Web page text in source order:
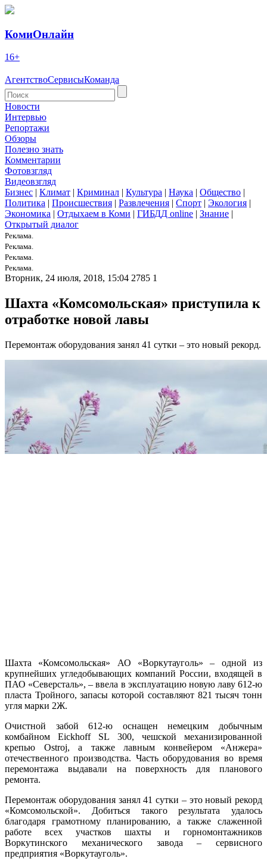
КомиОнлайн
16+
АгентствоСервисыКоманда
Новости
Интервью
Репортажи
Обзоры
Полезно знать
Комментарии
Фотовзгляд
Видеовзгляд
Бизнес | Климат | Криминал | Культура | Наука | Общество |
Политика | Происшествия | Развлечения | Спорт | Экология |
Экономика | Отдыхаем в Коми | ГИБДД online | Знание |
Открытый диалог
Реклама.
Реклама.
Реклама.
Реклама.
Вторник, 24 июля, 2018, 15:04 2785 1
Шахта «Комсомольская» приступила к
отработке новой лавы
Перемонтаж оборудования занял 41 сутки – это новый рекорд.
Шахта «Комсомольская» АО «Воркутауголь» – одной из
крупнейших угледобывающих компаний России, входящей в
ПАО «Северсталь», – ввела в эксплуатацию новую лаву 612-ю
пласта Тройного, запасы которой составляют 821 тысяч тонн
угля марки 2Ж.
Очистной забой 612-ю оснащен немецким добычным
комбайном Eickhoff SL 300, чешской механизированной
крепью Ostroj, а также лавным конвейером «Анжера»
отечественного производства. Часть оборудования во время
перемонтажа выдавали на поверхность для планового
ремонта.
Перемонтаж оборудования занял 41 сутки – это новый рекорд
«Комсомольской». Добиться такого результата удалось
благодаря грамотному планированию, а также слаженной
работе всех участков шахты и горномонтажников
Воркутинского механического завода – сервисного
предприятия «Воркутауголь».